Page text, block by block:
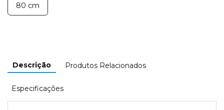
80 cm
Descrição Produtos Relacionados
Especificações